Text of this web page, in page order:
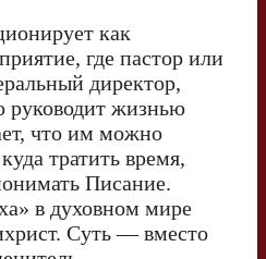
как
где пастор или
директор,
руководит жизнью
что им можно
тратить время,
Писание.
в духовном мире
Суть — вместо